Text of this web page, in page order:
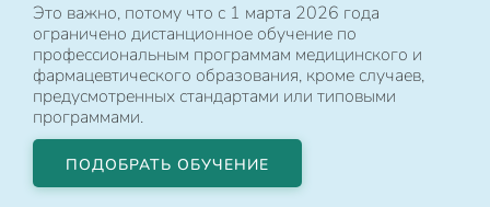
Это важно, потому что с 1 марта 2026 года
ограничено дистанционное обучение по
профессиональным программам медицинского и
фармацевтического образования, кроме случаев,
предусмотренных стандартами или типовыми
программами.
ПОДОБРАТЬ ОБУЧЕНИЕ